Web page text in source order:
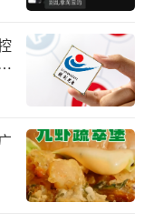
、南美地区的
度公司海外业
业务仍将继续
净利增长426.5